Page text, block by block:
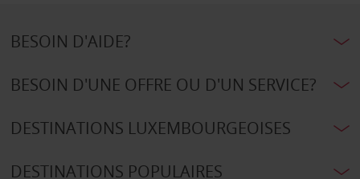
BESOIN D'AIDE?
BESOIN D'UNE OFFRE OU D'UN SERVICE?
DESTINATIONS LUXEMBOURGEOISES
DESTINATIONS POPULAIRES